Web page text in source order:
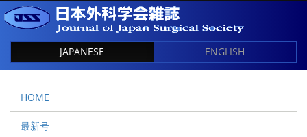
JAPANESE ENGLISH
HOME
最新号